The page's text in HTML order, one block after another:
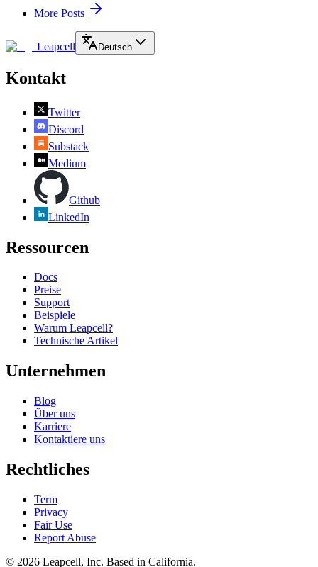
More Posts
Leapcell Deutsch
Kontakt
Twitter
Discord
Substack
Medium
Github
LinkedIn
Ressourcen
Docs
Preise
Support
Beispiele
Warum Leapcell?
Technische Artikel
Unternehmen
Blog
Über uns
Karriere
Kontaktiere uns
Rechtliches
Term
Privacy
Fair Use
Report Abuse
© 2026 Leapcell, Inc. Based in California.